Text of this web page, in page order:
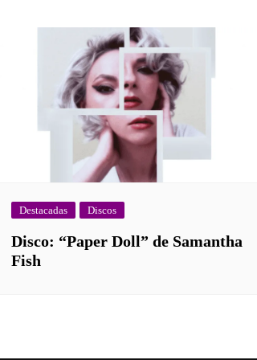
Destacadas Discos
Disco: “Paper Doll” de Samantha
Fish